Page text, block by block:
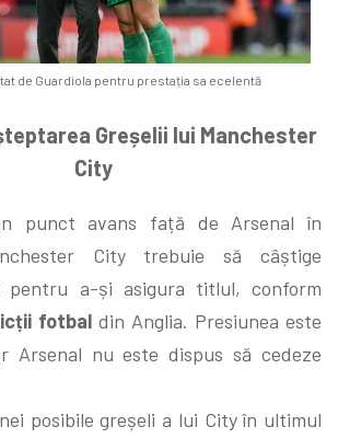
de Guardiola pentru prestația sa ecelentă
Greșelii lui Manchester
City
punct avans față de Arsenal în
City trebuie să câștige
pentru a-și asigura titlul, conform
fotbal din Anglia. Presiunea este
Arsenal nu este dispus să cedeze
posibile greșeli a lui City în ultimul